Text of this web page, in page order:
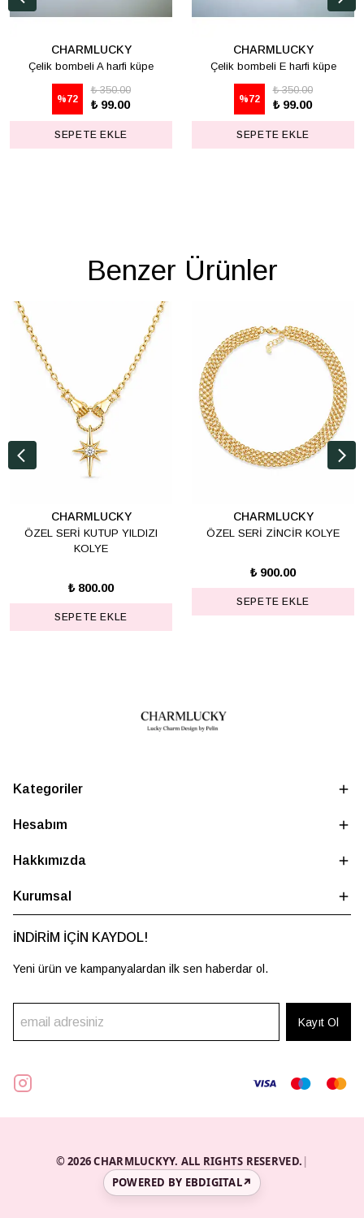
CHARMLUCKY
Çelik bombeli A harfi küpe
%72
₺ 350.00
₺ 99.00
SEPETE EKLE
CHARMLUCKY
Çelik bombeli E harfi küpe
%72
₺ 350.00
₺ 99.00
SEPETE EKLE
Benzer Ürünler
CHARMLUCKY
ÖZEL SERİ KUTUP YILDIZI
KOLYE
₺ 800.00
SEPETE EKLE
CHARMLUCKY
ÖZEL SERİ ZİNCİR KOLYE
₺ 900.00
SEPETE EKLE
Kategoriler
Hesabım
Hakkımızda
Kurumsal
İNDİRİM İÇİN KAYDOL!
Yeni ürün ve kampanyalardan ilk sen haberdar ol.
Kayıt Ol
© 2026 CHARMLUCKYY. ALL RIGHTS RESERVED. |
POWERED BY EBDIGITAL↗